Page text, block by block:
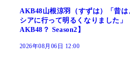
AKB48山根涼羽（すずは）「昔
シアに行って明るくなりました」
AKB48？ Season2】
2026年08月06日 12:00